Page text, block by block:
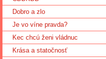
Dobro a zlo
Je vo víne pravda?
Kec chcú ženi vládnuc
Krása a statočnosť